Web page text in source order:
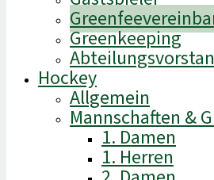
Greenkeeping
Hockey
Allgemein
Mannschaften &
1. Damen
1. Herren